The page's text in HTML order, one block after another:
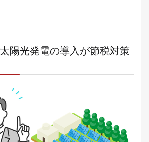
陽光発電の導入が節税対策